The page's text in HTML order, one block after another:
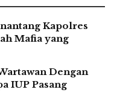
Kapolres
Mafia yang
Dengan
IUP Pasang